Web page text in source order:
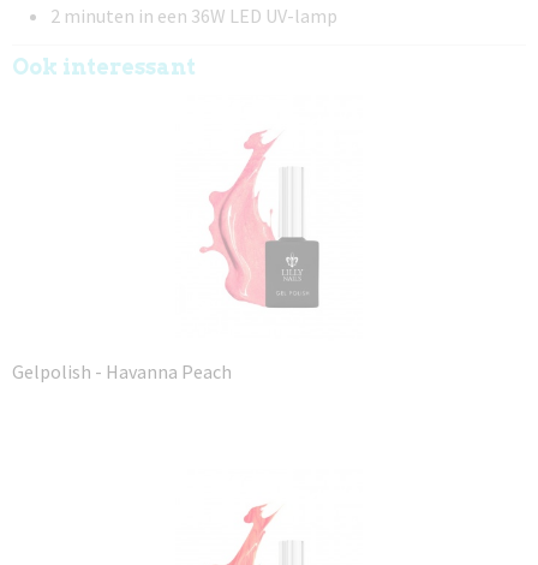
2 minuten in een 36W LED UV-lamp
Ook interessant
Gelpolish - Havanna Peach